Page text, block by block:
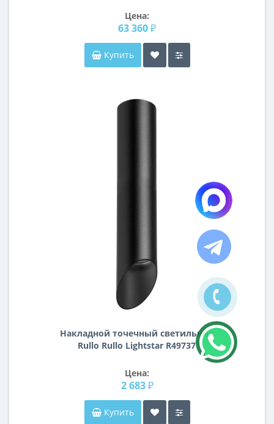
основанием KN16
Цена:
63 360 ₽
Купить
Накладной точечный светильник
Rullo Rullo Lightstar R49737
Цена:
2 683 ₽
Купить